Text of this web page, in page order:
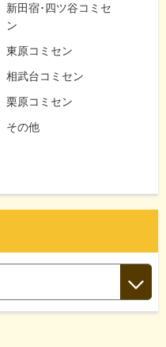
新田宿･四ツ谷コミセ
ン
東原コミセン
相武台コミセン
栗原コミセン
その他